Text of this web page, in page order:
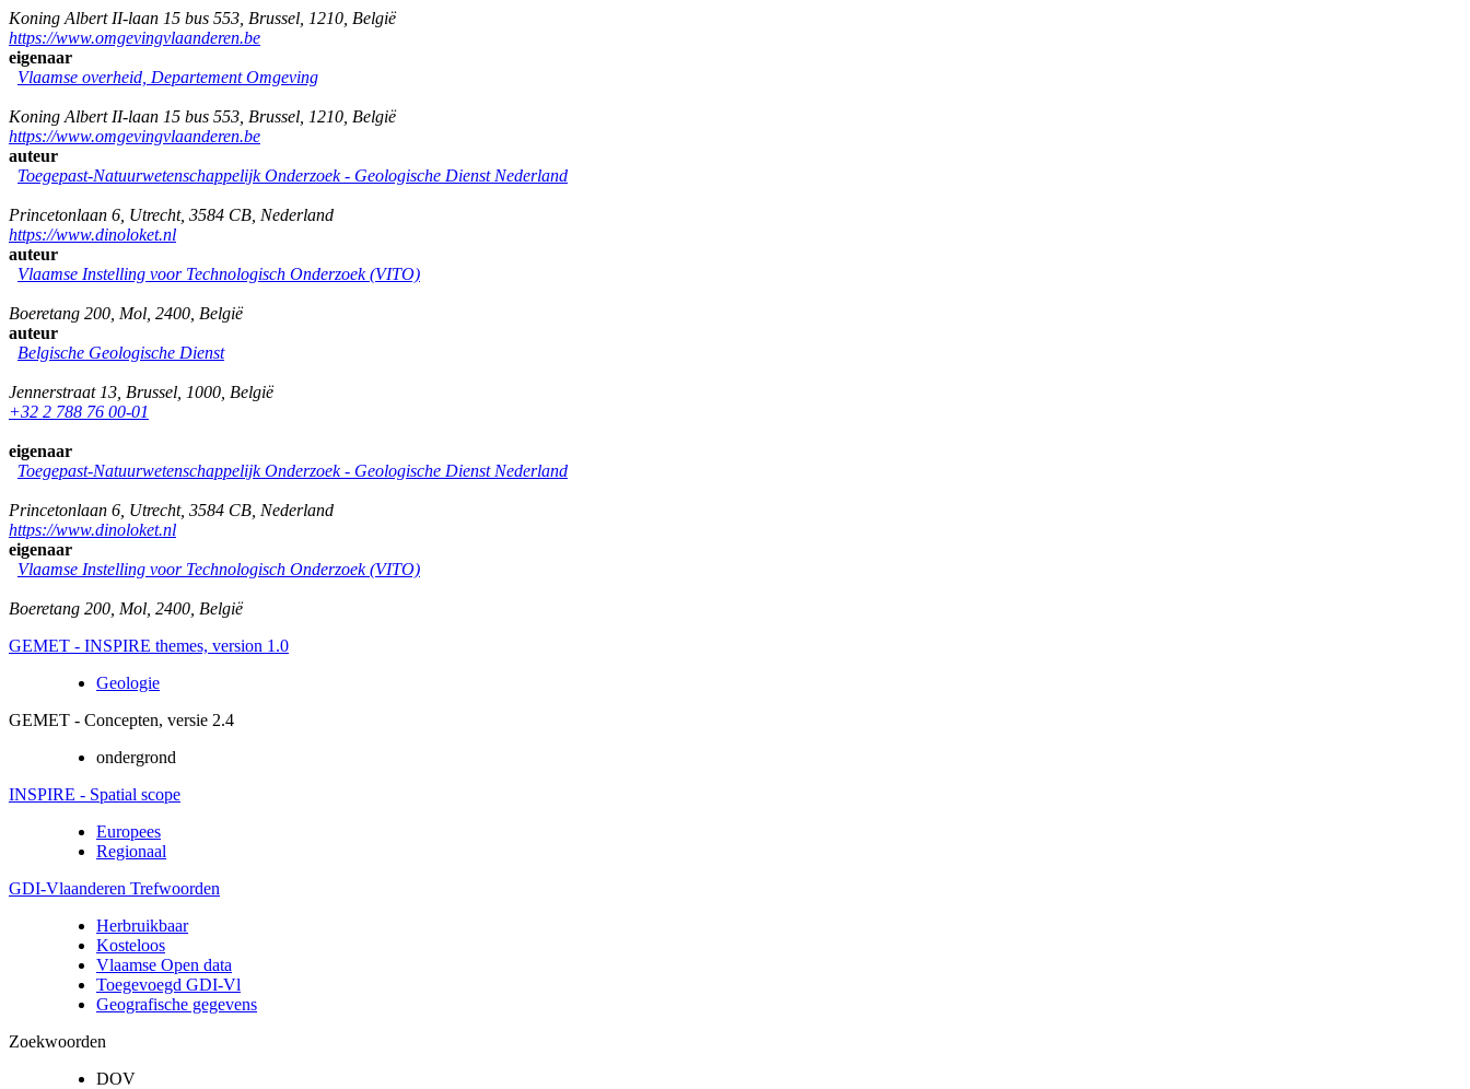
Koning Albert II-laan 15 bus 553 Brussel 1210 België
https://www.omgevingvlaanderen.be
eigenaar
Vlaamse overheid, Departement Omgeving
Koning Albert II-laan 15 bus 553 Brussel 1210 België
https://www.omgevingvlaanderen.be
auteur
Toegepast-Natuurwetenschappelijk Onderzoek - Geologische Dienst Nederland
Princetonlaan 6 Utrecht, 3584 CB Nederland
https://www.dinoloket.nl
auteur
Vlaamse Instelling voor Technologisch Onderzoek (VITO)
Boeretang 200 Mol 2400 België
auteur
Belgische Geologische Dienst
Jennerstraat 13 Brussel 1000 België
+32 2 788 76 00-01
eigenaar
Toegepast-Natuurwetenschappelijk Onderzoek - Geologische Dienst Nederland
Princetonlaan 6 Utrecht, 3584 CB Nederland
https://www.dinoloket.nl
eigenaar
Vlaamse Instelling voor Technologisch Onderzoek (VITO)
Boeretang 200 Mol 2400 België
GEMET - INSPIRE themes, version 1.0
Geologie
GEMET - Concepten, versie 2.4
ondergrond
INSPIRE - Spatial scope
Europees
Regionaal
GDI-Vlaanderen Trefwoorden
Herbruikbaar
Kosteloos
Vlaamse Open data
Toegevoegd GDI-Vl
Geografische gegevens
Zoekwoorden
DOV